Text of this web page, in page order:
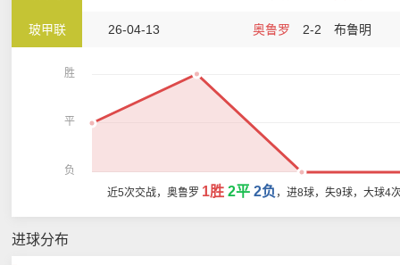
玻甲联 26-04-13 奥鲁罗 2-2 布鲁明
胜
平
负
近5次交战，奥鲁罗 1胜 2平 2负 ，进8球，失9球，大球4
进球分布